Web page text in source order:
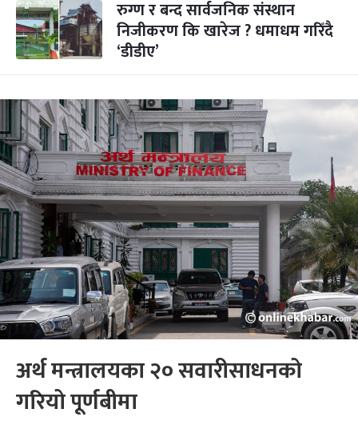
रुग्ण र बन्द सार्वजनिक संस्थान
निजीकरण कि खारेज ? धमाधम गरिँदै
‘डीडीए’
अर्थ मन्त्रालयका २० सवारीसाधनको
गरियो पूर्णबीमा